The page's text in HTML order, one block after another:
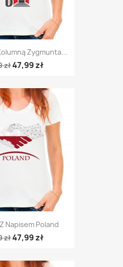
Zygmunta...
zł47,99 zł
Napisem Poland
zł47,99 zł